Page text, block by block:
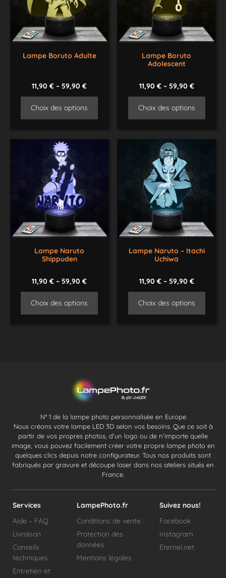
Lampe Boruto Adulte
11,90€ –59,90€
Choix des options
Lampe Boruto
Adolescent
11,90 €– 59,90 €
Choix des options
Lampe Naruto
Shippuden
11,90€ –59,90€
Choix des options
Lampe Naruto – Itachi
Uchiwa
11,90 €– 59,90 €
Choix des options
N° 1 de la lampe photo personnalisée en Europe
Nous créons votre lampe LED 3D selon vos besoins. Que ce soit à
partir de vos propres photos, d’un logo ou de n’importe quelle
image, vous pouvez facilement créer votre propre lampe photo en
quelques clics depuis notre configurateur. Tous nos produits sont
fabriqués par gravure et découpe laser dans nos ateliers situés en
France.
Services
Aide – FAQ
Livraison
Conseils
techniques
Entretien et
LampePhoto.fr
Conditions de vente
Protection des
données
Mentions légales
Suivez nous!
Facebook
Instagram
Eternel.net